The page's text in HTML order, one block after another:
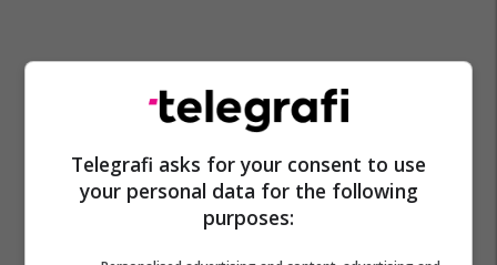
Telegrafi asks for your consent to use
your personal data for the following
purposes: